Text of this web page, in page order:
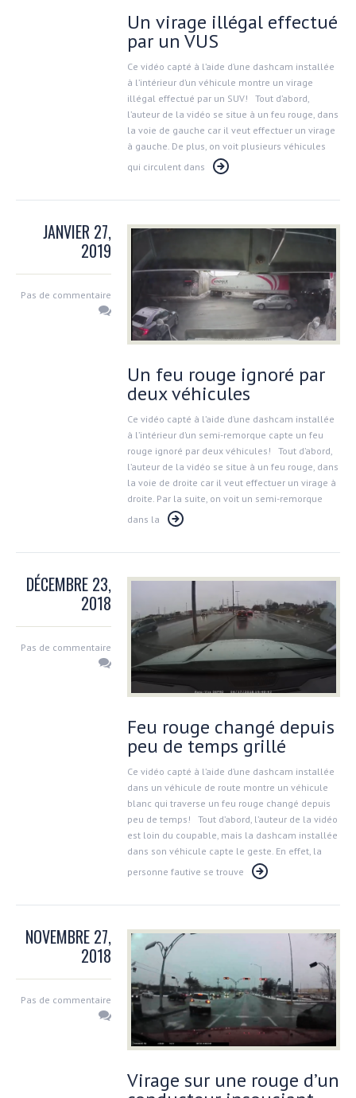
Un virage illégal effectué
par un VUS
Ce vidéo capté à l’aide d’une dashcam installée
à l’intérieur d’un véhicule montre un virage
illégal effectué par un SUV! Tout d’abord,
l’auteur de la vidéo se situe à un feu rouge, dans
la voie de gauche car il veut effectuer un virage
à gauche. De plus, on voit plusieurs véhicules
qui circulent dans
JANVIER 27,
2019
Pas de commentaire
Un feu rouge ignoré par
deux véhicules
Ce vidéo capté à l’aide d’une dashcam installée
à l’intérieur d’un semi-remorque capte un feu
rouge ignoré par deux véhicules! Tout d’abord,
l’auteur de la vidéo se situe à un feu rouge, dans
la voie de droite car il veut effectuer un virage à
droite. Par la suite, on voit un semi-remorque
dans la
DÉCEMBRE 23,
2018
Pas de commentaire
Feu rouge changé depuis
peu de temps grillé
Ce vidéo capté à l’aide d’une dashcam installée
dans un véhicule de route montre un véhicule
blanc qui traverse un feu rouge changé depuis
peu de temps! Tout d’abord, l’auteur de la vidéo
est loin du coupable, mais la dashcam installée
dans son véhicule capte le geste. En effet, la
personne fautive se trouve
NOVEMBRE 27,
2018
Pas de commentaire
Virage sur une rouge d’un